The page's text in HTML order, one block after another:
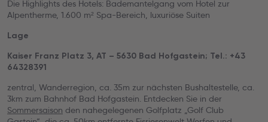
Die Highlights des Hotels: Bademantelgang vom Hotel zur
Alpentherme, 1.600 m² Spa-Bereich, luxuriöse Suiten
Lage
Kaiser Franz Platz 3, AT – 5630 Bad Hofgastein; Tel.: +43
64328391
zentral, Wanderregion, ca. 35m zur nächsten Bushaltestelle, ca.
3km zum Bahnhof Bad Hofgastein. Entdecken Sie in der
Sommersaison den nahegelegenen Golfplatz „Golf Club